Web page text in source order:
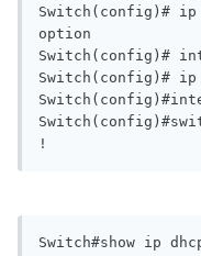
Switch(config)# ip
option
Switch(config)#
Switch(config)# ip
!
Switch#show ip